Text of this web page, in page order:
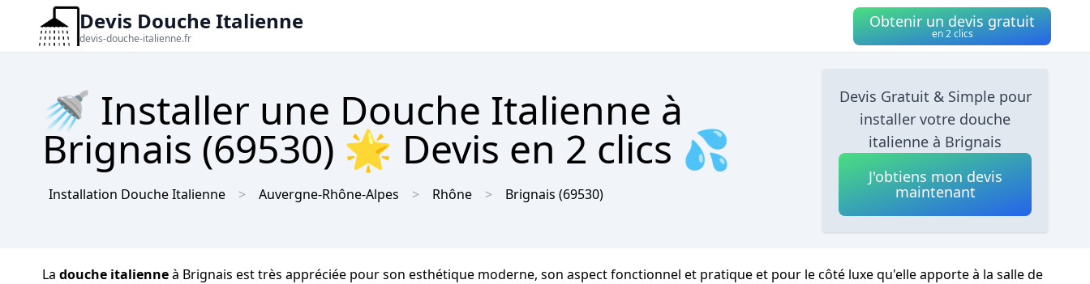
Devis Douche Italienne
devis-douche-italienne.fr
Obtenir un devis gratuit
en 2 clics
🚿 Installer une Douche Italienne à
Brignais (69530) 🌟 Devis en 2 clics 💦
Installation Douche Italienne Auvergne-Rhône-Alpes Rhône Brignais (69530)
Devis Gratuit & Simple pour
installer votre douche
italienne à Brignais
J'obtiens mon devis
maintenant
La douche italienneà Brignais est très appréciée pour son esthétique moderne, son aspect fonctionnel et pratique et pour le côté luxe qu'elle apporte à la salle de